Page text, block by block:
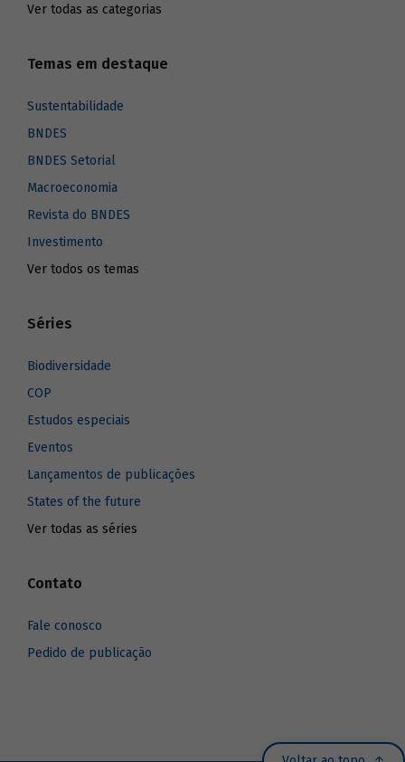
Ver todas as categorias
Temas em destaque
Sustentabilidade
BNDES
BNDES Setorial
Macroeconomia
Revista do BNDES
Investimento
Ver todos os temas
Séries
Biodiversidade
COP
Estudos especiais
Eventos
Lançamentos de publicações
States of the future
Ver todas as séries
Contato
Fale conosco
Pedido de publicação